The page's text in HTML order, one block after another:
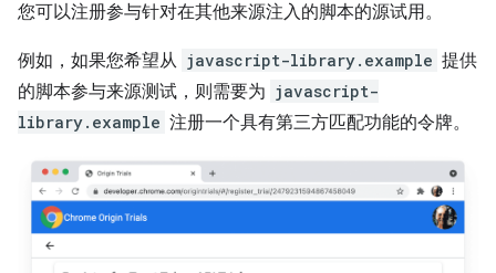
您可以注册参与针对在其他来源注入的脚本的源试用。
例如，如果您希望从 javascript-library.example 提供
的脚本参与来源测试，则需要为 javascript-
library.example 注册一个具有第三方匹配功能的令牌。